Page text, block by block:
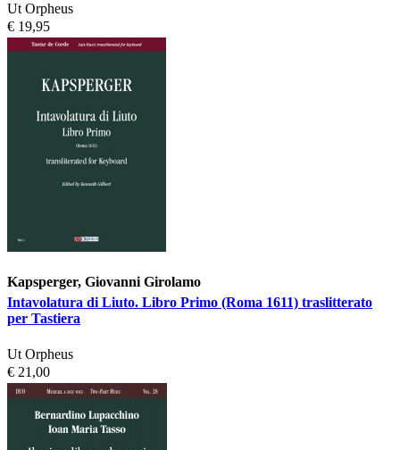
Ut Orpheus
€ 19,95
Kapsperger, Giovanni Girolamo
Intavolatura di Liuto. Libro Primo (Roma 1611) traslitterato
per Tastiera
Ut Orpheus
€ 21,00